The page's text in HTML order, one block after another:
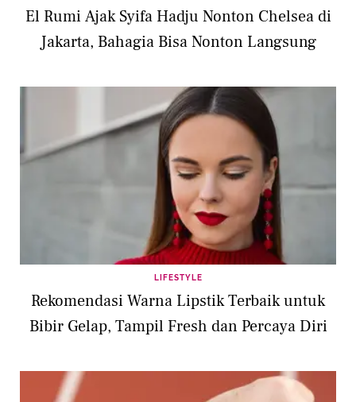
El Rumi Ajak Syifa Hadju Nonton Chelsea di
Jakarta, Bahagia Bisa Nonton Langsung
LIFESTYLE
Rekomendasi Warna Lipstik Terbaik untuk
Bibir Gelap, Tampil Fresh dan Percaya Diri